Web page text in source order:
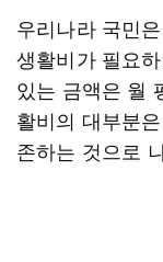
우리나라 국민
생활비가 필요
있는 금액은 월
활비의 대부분
존하는 것으로